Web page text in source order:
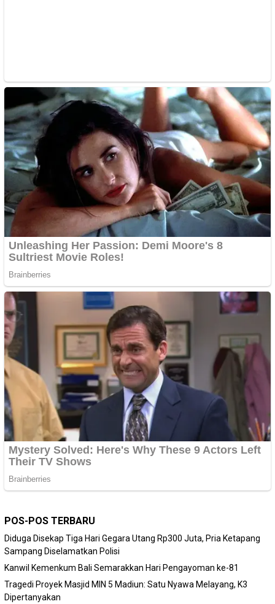
POS-POS TERBARU
Diduga Disekap Tiga Hari Gegara Utang Rp300 Juta, Pria Ketapang
Sampang Diselamatkan Polisi
Kanwil Kemenkum Bali Semarakkan Hari Pengayoman ke-81
Tragedi Proyek Masjid MIN 5 Madiun: Satu Nyawa Melayang, K3
Dipertanyakan